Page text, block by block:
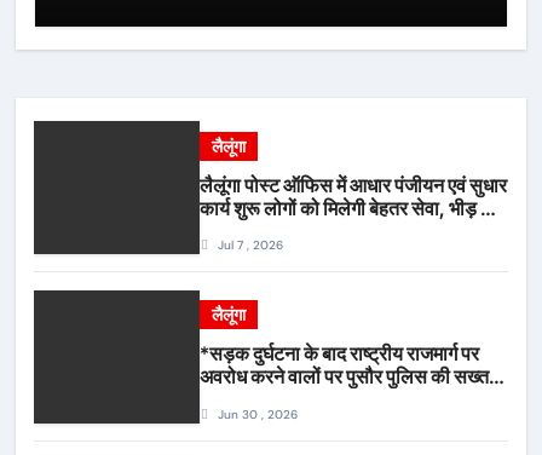
लैलूंगा
लैलूंगा पोस्ट ऑफिस में आधार पंजीयन एवं सुधार
कार्य शुरू लोगों को मिलेगी बेहतर सेवा, भीड़ से
Jul 7 , 2026
लैलूंगा
*सड़क दुर्घटना के बाद राष्ट्रीय राजमार्ग पर
अवरोध करने वालों पर पुसौर पुलिस की सख्त
Jun 30 , 2026